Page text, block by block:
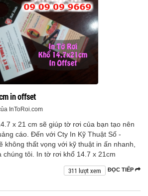
in offset
InToRoi.com
x 21 cm sẽ giúp tờ rơi của bạn tạo nên
cáo. Đến với Cty In Kỹ Thuật Số -
không thất vọng với kỹ thuật in ấn nhanh,
chúng tôi. In tờ rơi khổ 14.7 x 21cm
ĐỌC TIẾP
311 lượt xem